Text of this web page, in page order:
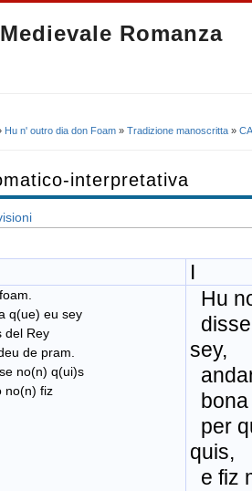
Romanza
Hu n' outro dia don Foam » Tradizione manoscritta »
interpretativa
I
q(ue) eu sey
del Rey
de pram.
no(n) q(ui)s
no(n) fiz
Hu
sey,
per
quis,
e fiz